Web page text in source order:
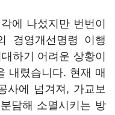
에 나섰지만 번번이
경영개선명령 이행
하기 어려운 상황이
내렸습니다. 현재 매
사에 넘겨져, 가교보
담해 소멸시키는 방